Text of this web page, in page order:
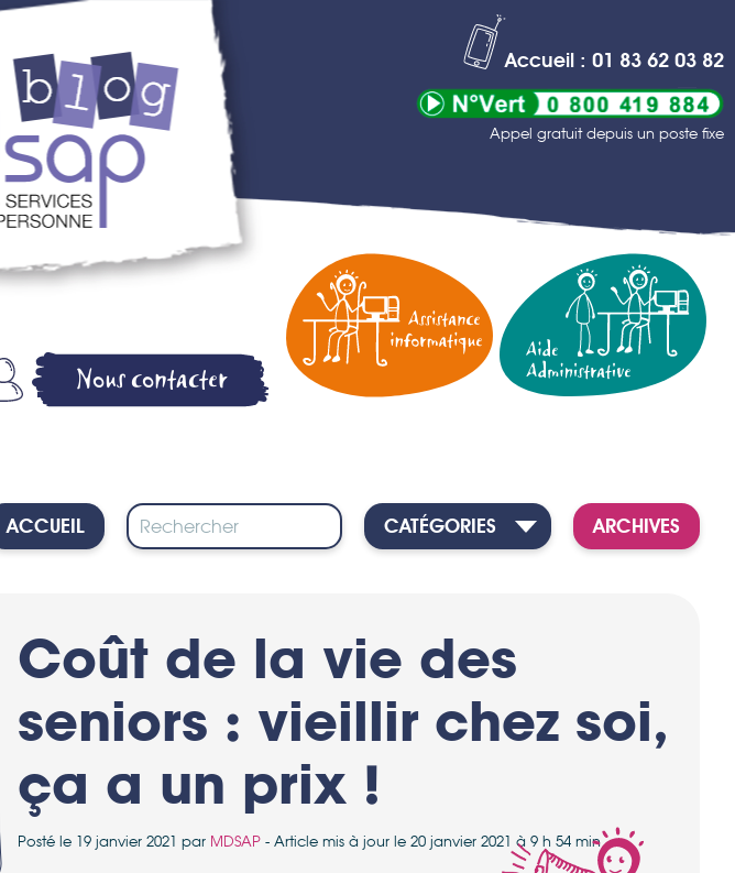
–
Accueil : 01 83 62 03 82
Appel gratuit depuis un poste fixe
Nous contacter
ACCUEIL CATÉGORIES ARCHIVES
Coût de la vie des
seniors : vieillir chez soi,
ça a un prix !
Posté le 19 janvier 2021 par MDSAP - Article mis à jour le 20 janvier 2021 à 9 h 54 min